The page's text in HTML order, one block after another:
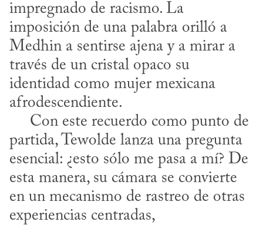
impregnado de racismo. La
imposición de una palabra orilló a
Medhin a sentirse ajena y a mirar a
través de un cristal opaco su
identidad como mujer mexicana
afrodescendiente.
partida, Tewolde lanza una pregunta
esencial: ¿esto sólo me pasa a mí? De
esta manera, su cámara se convierte
en un mecanismo de rastreo de otras
experiencias centradas,